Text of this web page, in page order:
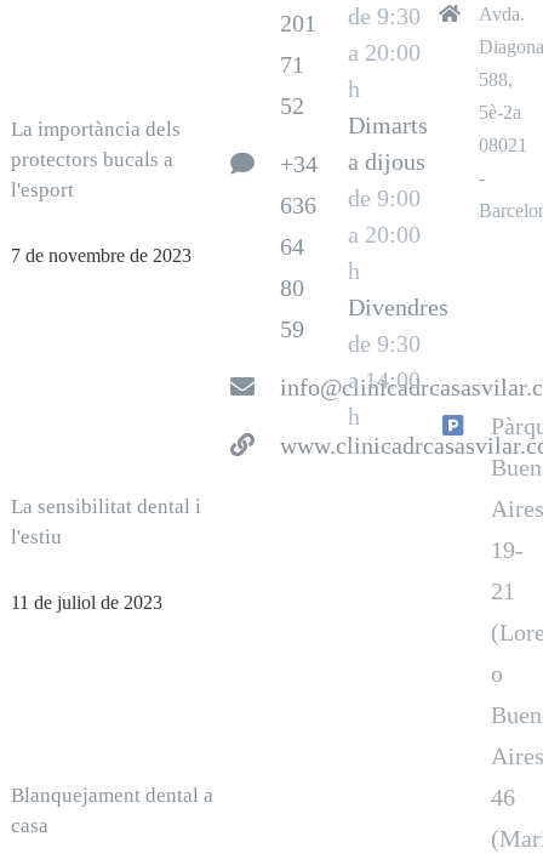
La importància dels
protectors bucals a
l'esport
7 de novembre de 2023
La sensibilitat dental i
l'estiu
11 de juliol de 2023
Blanquejament dental a
casa
201
71
52
+34
636
64
80
59
de 9:30
a 20:00
h
Dimarts
a dijous
de 9:00
a 20:00
h
Divendres
de 9:30
a 14:00
h
Avda.
588,
5è-2a
08021
-
Aires
19-
21
o
Aires
46